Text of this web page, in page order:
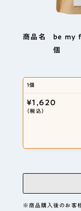
商品名
be my
個
1個
￥1,620
（税込）
※商品購入後のお客様